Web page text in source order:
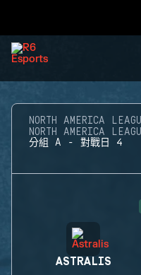
NORTH AMERICA
NORTH AMERICA
分組 A - 對戰日 4
ASTRALIS